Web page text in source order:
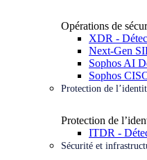
Opérations de
XDR -
Next-Gen
Sophos AI
Sophos
Protection de
Protection de
ITDR -
Sécurité et